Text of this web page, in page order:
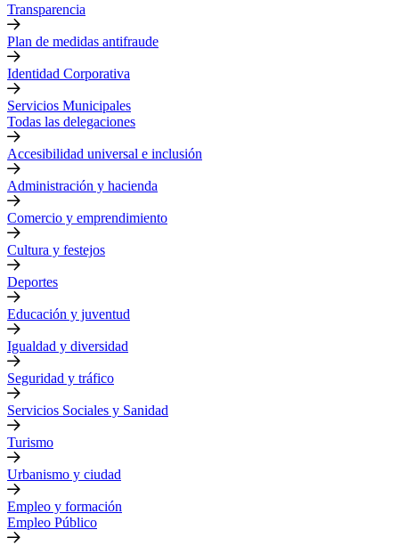
Transparencia
Plan de medidas antifraude
Identidad Corporativa
Servicios Municipales
Todas las delegaciones
Accesibilidad universal e inclusión
Administración y hacienda
Comercio y emprendimiento
Cultura y festejos
Deportes
Educación y juventud
Igualdad y diversidad
Seguridad y tráfico
Servicios Sociales y Sanidad
Turismo
Urbanismo y ciudad
Empleo y formación
Empleo Público